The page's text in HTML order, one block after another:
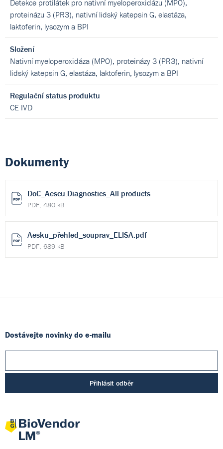
Detekce protilátek pro nativní myeloperoxidázu (MPO),
proteinázu 3 (PR3), nativní lidský katepsin G, elastáza,
laktoferin, lysozym a BPI
Složení
Nativní myeloperoxidáza (MPO), proteinázy 3 (PR3), nativní
lidský katepsin G, elastáza, laktoferin, lysozym a BPI
Regulační status produktu
CE IVD
Dokumenty
DoC_Aescu.Diagnostics_All products
PDF, 480 kB
Aesku_přehled_souprav_ELISA.pdf
PDF, 689 kB
Dostávejte novinky do e-mailu
Přihlásit odběr